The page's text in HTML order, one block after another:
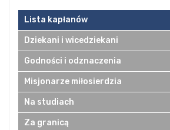
Lista kapłanów
Dziekani i wicedziekani
Godności i odznaczenia
Misjonarze miłosierdzia
Na studiach
Za granicą